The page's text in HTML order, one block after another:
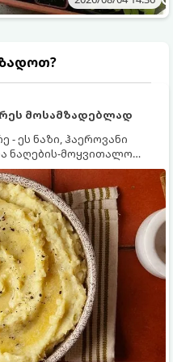
მოსამზადებლად
ეს ნაზი, ჰაეროვანი
ნაღების-მოყვითალო
მარტივია, მაგრამ
რომლებიც უნდა
გემრიელი გამოვიდეს.